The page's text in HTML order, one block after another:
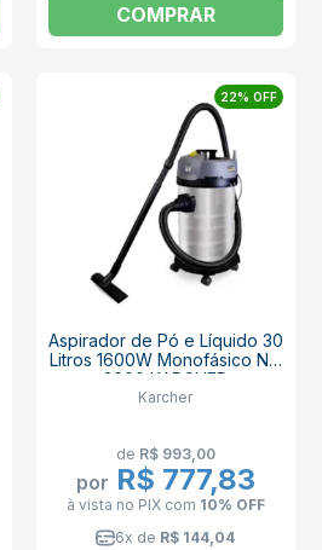
COMPRAR
22% OFF
Aspirador de Pó e Líquido 30
Litros 1600W Monofásico NT
3000 KARCHER
Karcher
de R$ 993,00
por R$ 777,83
à vista no PIX com 10% OFF
6x de R$ 144,04